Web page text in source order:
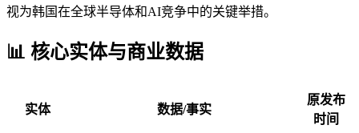
视为韩国在全球半导体和AI竞争中的关键举措。
📊 核心实体与商业数据
实体 数据/事实
原发布
时间